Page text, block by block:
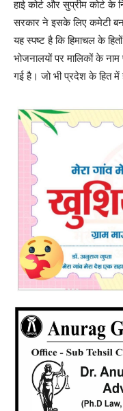
हाई कोर्ट और सुप्रीम कोर्ट के
सरकार ने इसके लिए कमेटी
यह स्पष्ट है कि हिमाचल के
भोजनालयों पर मालिकों के
गई है। जो भी प्रदेश के हित में